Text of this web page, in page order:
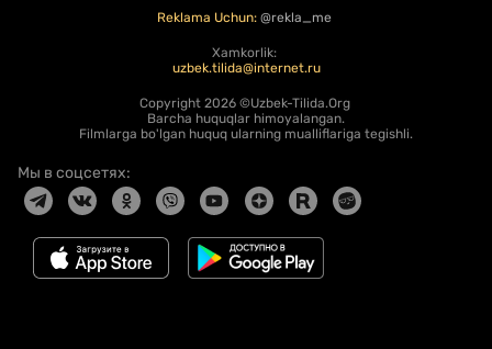
Reklama Uchun: @rekla_me
Xamkorlik:
uzbek.tilida@internet.ru
Copyright 2026 ©Uzbek-Tilida.Org
Barcha huquqlar himoyalangan.
Filmlarga bo'lgan huquq ularning mualliflariga tegishli.
Мы в соцсетях: